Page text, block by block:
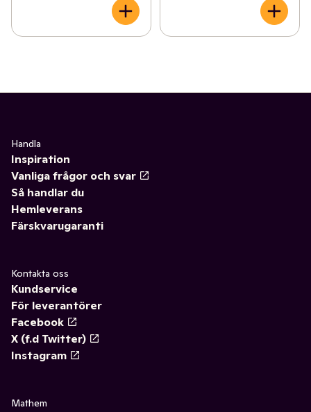
Handla
Inspiration
Vanliga frågor och svar
Så handlar du
Hemleverans
Färskvarugaranti
Kontakta oss
Kundservice
För leverantörer
Facebook
X (f.d Twitter)
Instagram
Mathem